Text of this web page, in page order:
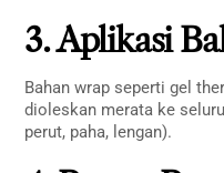
3. Aplikasi
Bahan wrap seperti gel
dioleskan merata ke
perut, paha, lengan).